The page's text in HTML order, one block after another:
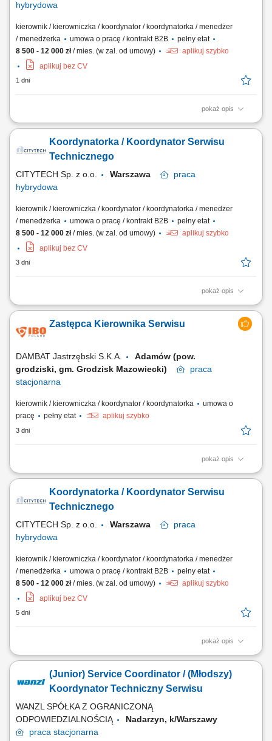
hybrydowa
kierownik / kierowniczka / koordynator / koordynatorka / menedżer
/ menedżerka
umowa o pracę / kontrakt B2B
pełny etat
8 500 - 12 000 zł/ mies. (w zal. od umowy)
aplikuj szybko
aplikuj bez CV
1 dni
pokaż opis
Opis stanowiska: Koordynowanie i nadzorowanie realizacji zgłoszeń
technicznym; Monitorowanie terminowości i jakości wykonywanych
prac; Organizowanie napraw, konserwacji oraz przeglądów
Koordynatorka / Koordynator Serwisu
Technicznego
CITYTECH Sp. z o.o. Warszawa
praca
hybrydowa
kierownik / kierowniczka / koordynator / koordynatorka / menedżer
/ menedżerka
umowa o pracę / kontrakt B2B
pełny etat
8 500 - 12 000 zł/ mies. (w zal. od umowy)
aplikuj szybko
aplikuj bez CV
3 dni
pokaż opis
Zakres obowiązków: nadzór nad realizacją zgłoszeń technicznych,
planowanie pracy i delegowanie zadań zespołom technicznym, kontrola
jakości i terminowości wykonywanych prac, organizacja przeglądów,
konserwacji i napraw, współpraca z podwykonawcami i dostawcami,
Zastępca Kierownika Serwisu
DAMBAT Jastrzębski S.K.A.
Adamów (pow.
grodziski, gm. Grodzisk Mazowiecki)
praca
stacjonarna
kierownik / kierowniczka / koordynator / koordynatorka
umowa o
pracę
pełny etat aplikuj szybko
3 dni
pokaż opis
Osoba zatrudniona na tym stanowisku będzie odpowiedzialna za
serwisantów. Praca jest typowo stacjonarna w siedzibie firmy - Adamów
50, okolice Grodziska Mazowieckiego. Zakres obowiązków
Koordynatorka / Koordynator Serwisu
Technicznego
CITYTECH Sp. z o.o. Warszawa
praca
hybrydowa
kierownik / kierowniczka / koordynator / koordynatorka / menedżer
/ menedżerka
umowa o pracę / kontrakt B2B
pełny etat
8 500 - 12 000 zł/ mies. (w zal. od umowy)
aplikuj szybko
aplikuj bez CV
5 dni
pokaż opis
Zakres obowiązków: nadzór nad realizacją zgłoszeń technicznych,
jakości i terminowości wykonywanych prac, organizacja przeglądów,
konserwacji i napraw, współpraca z podwykonawcami i dostawcami,
(Junior) Service Coordinator / (Młodszy)
Koordynator Techniczny Serwisu
WANZL SPÓŁKA Z OGRANICZONĄ
ODPOWIEDZIALNOŚCIĄ
Nadarzyn, k/Warszawy
praca stacjonarna